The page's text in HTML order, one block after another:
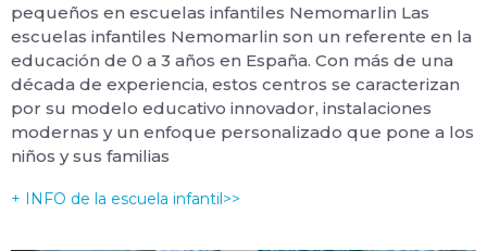
pequeños en escuelas infantiles Nemomarlin Las
escuelas infantiles Nemomarlin son un referente en la
educación de 0 a 3 años en España. Con más de una
década de experiencia, estos centros se caracterizan
por su modelo educativo innovador, instalaciones
modernas y un enfoque personalizado que pone a los
niños y sus familias
+ INFO de la escuela infantil>>